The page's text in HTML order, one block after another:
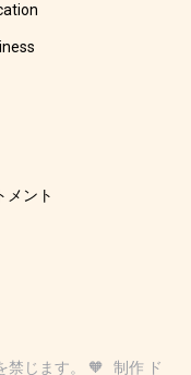
メント
禁じます。 🧡 制作 ド